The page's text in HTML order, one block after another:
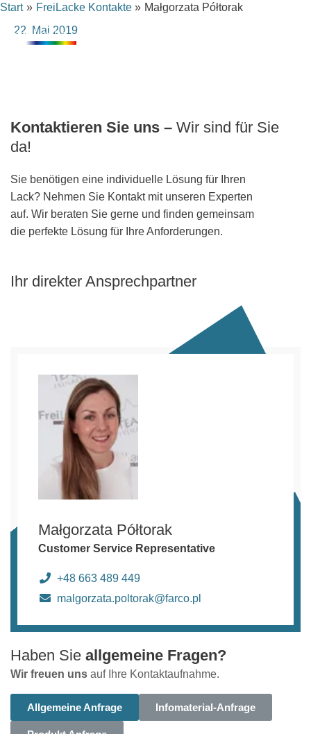
Zum
Inhalt
springen
Start FreiLacke Kontakte
Małgorzata Półtorak
22. Mai 2019
Kontaktieren Sie uns – Wir sind für Sie
da!
Sie benötigen eine individuelle Lösung für Ihren
Lack? Nehmen Sie Kontakt mit unseren Experten
auf. Wir beraten Sie gerne und finden gemeinsam
die perfekte Lösung für Ihre Anforderungen.
Ihr direkter Ansprechpartner
Małgorzata Półtorak
Customer Service Representative
+48 663 489 449
malgorzata.poltorak@farco.pl
Haben Sie allgemeine Fragen?
Wir freuen uns auf Ihre Kontaktaufnahme.
Allgemeine Anfrage Infomaterial-Anfrage